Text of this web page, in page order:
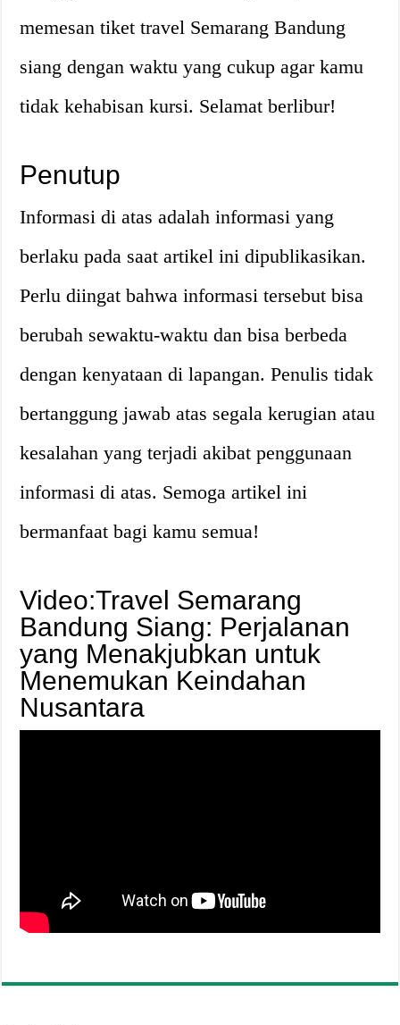
memesan tiket travel Semarang Bandung
siang dengan waktu yang cukup agar kamu
tidak kehabisan kursi. Selamat berlibur!
Penutup
Informasi di atas adalah informasi yang
berlaku pada saat artikel ini dipublikasikan.
Perlu diingat bahwa informasi tersebut bisa
berubah sewaktu-waktu dan bisa berbeda
dengan kenyataan di lapangan. Penulis tidak
bertanggung jawab atas segala kerugian atau
kesalahan yang terjadi akibat penggunaan
informasi di atas. Semoga artikel ini
bermanfaat bagi kamu semua!
Video:Travel Semarang
Bandung Siang: Perjalanan
yang Menakjubkan untuk
Menemukan Keindahan
Nusantara